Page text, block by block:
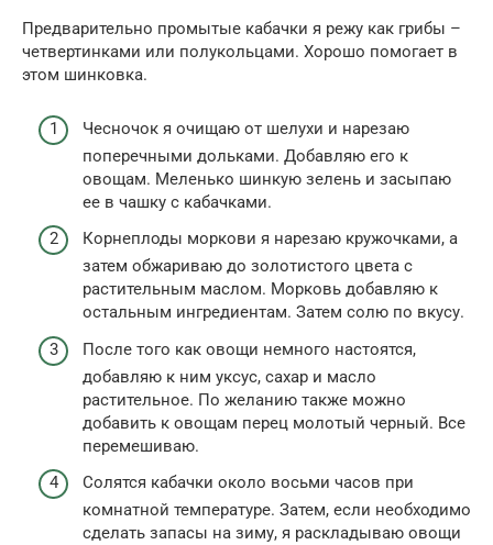
Предварительно промытые кабачки я режу как грибы –
четвертинками или полукольцами. Хорошо помогает в
этом шинковка.
Чесночок я очищаю от шелухи и нарезаю
поперечными дольками. Добавляю его к
овощам. Меленько шинкую зелень и засыпаю
ее в чашку с кабачками.
Корнеплоды моркови я нарезаю кружочками, а
затем обжариваю до золотистого цвета с
растительным маслом. Морковь добавляю к
остальным ингредиентам. Затем солю по вкусу.
После того как овощи немного настоятся,
добавляю к ним уксус, сахар и масло
растительное. По желанию также можно
добавить к овощам перец молотый черный. Все
перемешиваю.
Солятся кабачки около восьми часов при
комнатной температуре. Затем, если необходимо
сделать запасы на зиму, я раскладываю овощи